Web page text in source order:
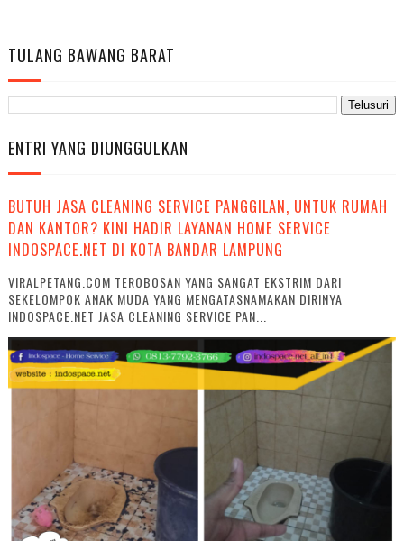
TULANG BAWANG BARAT
ENTRI YANG DIUNGGULKAN
BUTUH JASA CLEANING SERVICE PANGGILAN, UNTUK RUMAH
DAN KANTOR? KINI HADIR LAYANAN HOME SERVICE
INDOSPACE.NET DI KOTA BANDAR LAMPUNG
VIRALPETANG.COM TEROBOSAN YANG SANGAT EKSTRIM DARI
SEKELOMPOK ANAK MUDA YANG MENGATASNAMAKAN DIRINYA
INDOSPACE.NET JASA CLEANING SERVICE PAN...